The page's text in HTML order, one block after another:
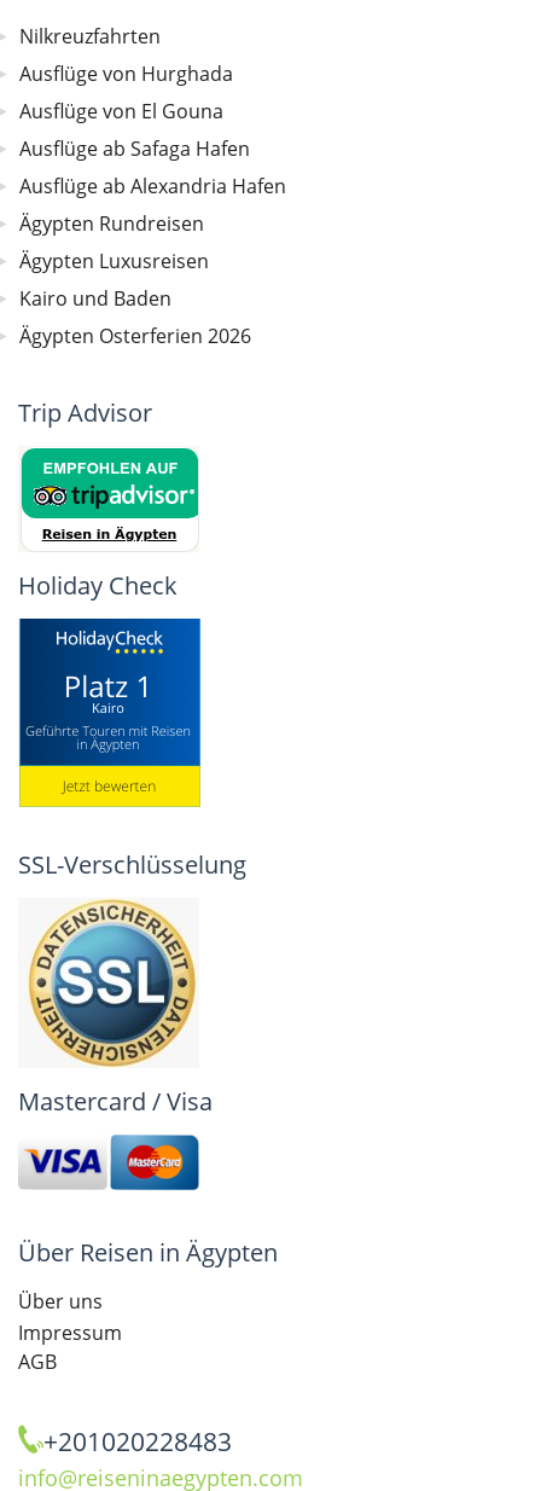
Nilkreuzfahrten
Ausflüge von Hurghada
Ausflüge von El Gouna
Ausflüge ab Safaga Hafen
Ausflüge ab Alexandria Hafen
Ägypten Rundreisen
Ägypten Luxusreisen
Kairo und Baden
Ägypten Osterferien 2026
Trip Advisor
Holiday Check
SSL-Verschlüsselung
Mastercard / Visa
Über Reisen in Ägypten
Über uns
Impressum
AGB
+201020228483
info@reiseninaegypten.com